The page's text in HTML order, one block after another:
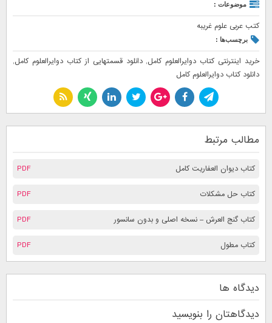
موضوعات :
کتب عربی علوم غریبه
برچسب‌ها :
خرید اینترنتی کتاب دوایرالعلوم کامل,دانلود قسمتهایی از کتاب دوایرالعلوم کامل,
دانلود کتاب دوایرالعلوم کامل
مطالب مرتبط
PDF کتاب دیوان العفاریت کامل
PDF کتاب حل مشکلات
PDF کتاب گنج العرش – نسخه اصلی و بدون سانسور
PDF کتاب مطول
دیدگاه ها
دیدگاهتان را بنویسید